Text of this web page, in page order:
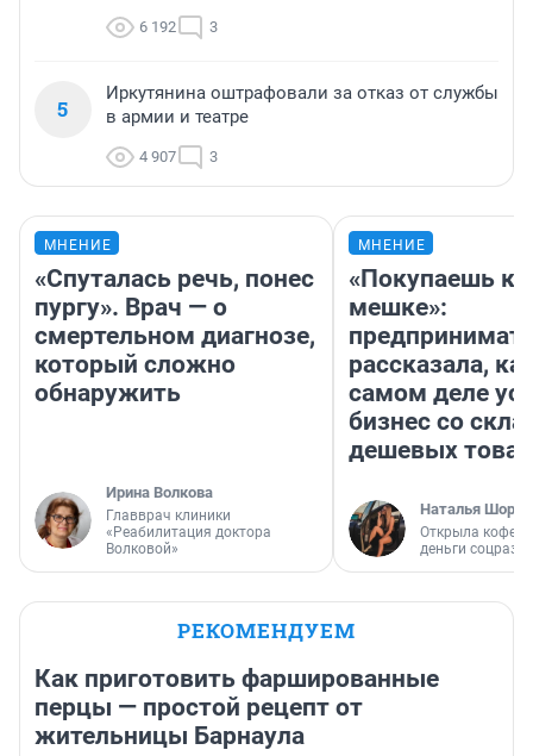
6 192 3
5
Иркутянина оштрафовали за отказ от службы
в армии и театре
4 907 3
МНЕНИЕ
«Спуталась речь, понес
пургу». Врач — о
смертельном диагнозе,
который сложно
обнаружить
Ирина Волкова
Главврач клиники
«Реабилитация доктора
Волковой»
МНЕНИЕ
«Покупаешь
мешке»:
рассказала,
самом деле
бизнес со
дешевых
Наталья
Открыла
деньги
РЕКОМЕНДУЕМ
Как приготовить фаршированные
перцы — простой рецепт от
жительницы Барнаула